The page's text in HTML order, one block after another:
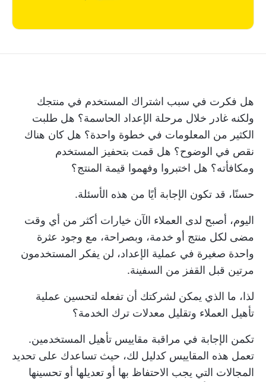
هل فكرت في سبب اشتراك المستخدم في منتجك
ولكنه غادر خلال مرحلة الإعداد الحاسمة؟ هل طلبت
الكثير من المعلومات في خطوة واحدة؟ هل كان هناك
نقص في الوضوح؟ هل قمت بتحفيز المستخدم
ومكافأته؟ هل اختبروا وفهموا قيمة المنتج؟
حسنًا، قد تكون الإجابة أيًا من هذه الأسئلة.
اليوم، أصبح لدى العملاء الآن خيارات أكثر من أي وقت
مضى لكل منتج أو خدمة، وبصراحة، مع وجود عثرة
واحدة صغيرة في عملية الإعداد، لن يفكر المستخدمون
مرتين قبل القفز من السفينة.
لذا، ما الذي يمكن لشركتك أن تفعله لتحسين عملية
تأهيل العملاء وتقليل معدلات ترك الخدمة؟
تكمن الإجابة في مراقبة مقاييس تأهيل المستخدمين.
تعمل هذه المقاييس كدليل لك، حيث تساعدك على تحديد
المجالات التي يجب الاحتفاظ بها أو تعديلها أو تحسينها